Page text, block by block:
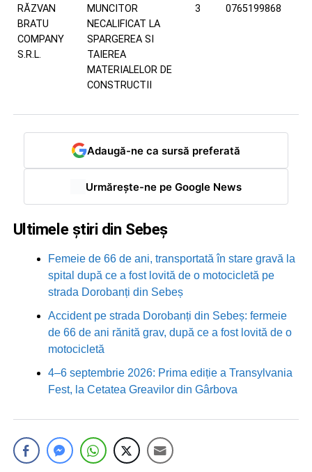
RĂZVAN
BRATU
COMPANY
S.R.L.
MUNCITOR
NECALIFICAT LA
SPARGEREA SI
TAIEREA
MATERIALELOR DE
CONSTRUCTII
3 0765199868
Adaugă-ne ca sursă preferată
Urmărește-ne pe Google News
Ultimele știri din Sebeș
Femeie de 66 de ani, transportată în stare gravă la
spital după ce a fost lovită de o motocicletă pe
strada Dorobanți din Sebeș
Accident pe strada Dorobanți din Sebeș: fermeie
de 66 de ani rănită grav, după ce a fost lovită de o
motocicletă
4–6 septembrie 2026: Prima ediție a Transylvania
Fest, la Cetatea Greavilor din Gârbova